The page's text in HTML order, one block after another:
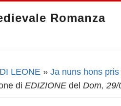
Romanza
LEONE » Ja nuns hons
di EDIZIONE del Dom, 29/